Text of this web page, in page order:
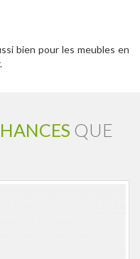
bien pour les meubles en
QUE